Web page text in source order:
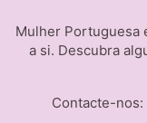
Mulher Portuguesa
a si. Descubra
Contacte-nos: